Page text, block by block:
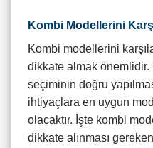
Kombi Modellerini
Kombi modellerini
dikkate almak önemlidir.
seçiminin doğru
ihtiyaçlara en uygun
olacaktır. İşte kombi
dikkate alınması